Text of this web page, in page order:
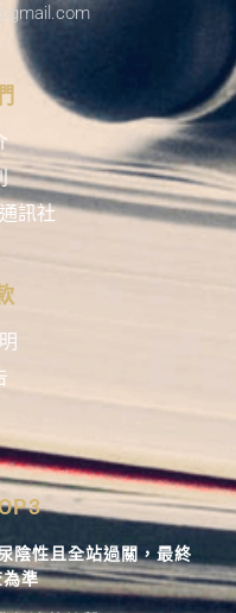
訊社
陰性且全站過關，最終
準